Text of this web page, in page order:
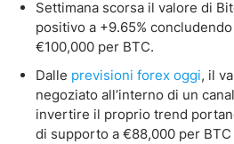
Settimana scorsa il valore di
positivo a +9.65%
€100,000 per BTC.
Dalle previsioni forex oggi, il
negoziato all’interno di un
invertire il proprio trend
di supporto a €88,000 per